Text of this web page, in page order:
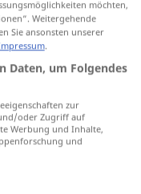
irrendurch die
Stadt
möchten,
Weitergehende
Sie ansonsten unserer
.
Daten, um Folgendes
zur
oder Zugriff auf
Werbung und Inhalte,
und